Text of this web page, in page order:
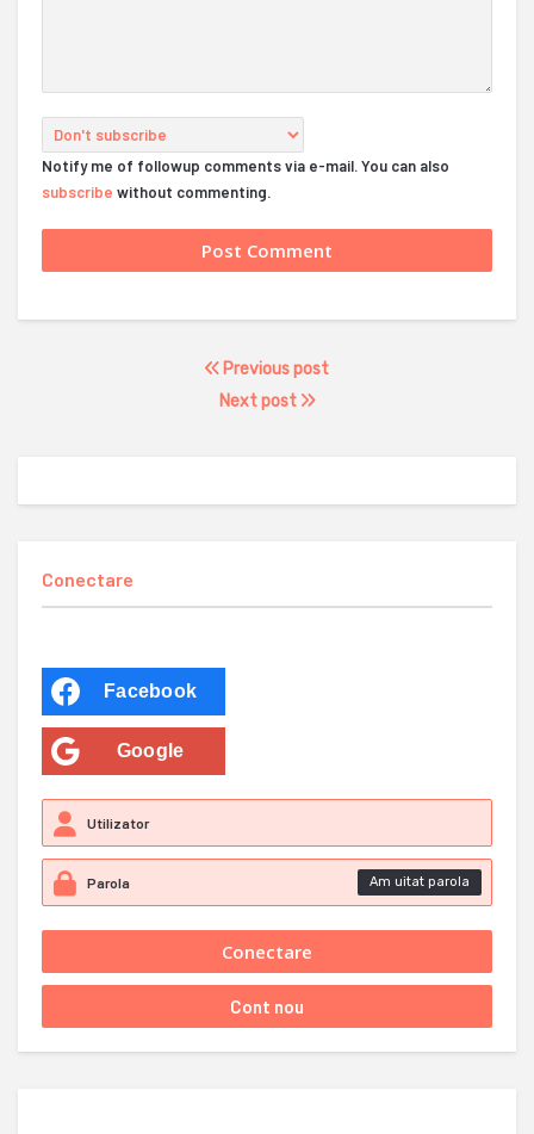
Notify me of followup comments via e-mail. You can also
subscribe without commenting.
Previous post
Next post
Conectare
Facebook
Google
Am uitat parola